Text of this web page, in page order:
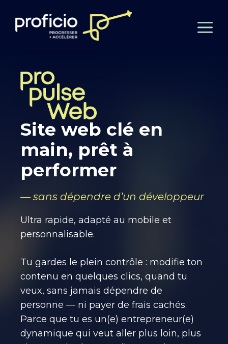
contenu
MENU
Site web clé en
main, prêt à
performer
— sans dépendre d’un développeur
Ultra rapide, adapté au mobile et
personnalisable.
Tu gardes le plein contrôle : modifie ton
contenu en quelques clics, quand tu
veux, sans jamais dépendre de
personne — ni payer de frais cachés.
Parce que tu es un(e) entrepreneur(e)
dynamique qui veut aller plus loin, plus